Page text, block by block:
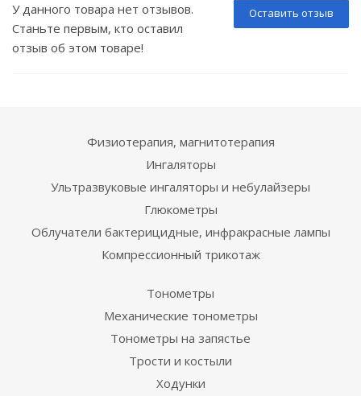
Оставить отзыв
У данного товара нет отзывов.
Станьте первым, кто оставил
отзыв об этом товаре!
Физиотерапия, магнитотерапия
Ингаляторы
Ультразвуковые ингаляторы и небулайзеры
Глюкометры
Облучатели бактерицидные, инфракрасные лампы
Компрессионный трикотаж
Тонометры
Механические тонометры
Тонометры на запястье
Трости и костыли
Ходунки